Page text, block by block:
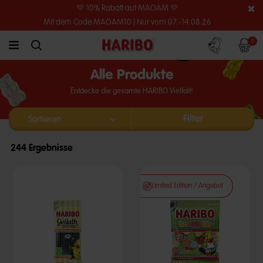
💛 10% Rabatt auf MAOAM 💛
Mit dem Code MAOAM10 | Nur vom 07.-14.08.26
link.header.menu.label
simplesearch.search.label
Konto 0
Alle Produkte
Entdecke die gesamte HARIBO Vielfalt!
Filter
244 Ergebnisse
Limited Edition / Angebot